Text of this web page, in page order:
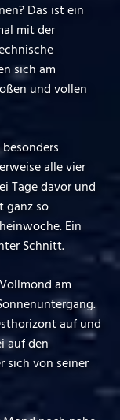
Das ist ein
mit der
sich am
und vollen
alle vier
Tage davor und
ganz so
Ein
Schnitt.
am
auf und
auf den
sich von seiner